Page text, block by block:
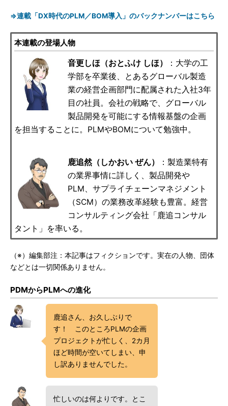
⇒連載「DX時代のPLM／BOM導入」のバックナンバーはこちら
本連載の登場人物
音更しほ（おとふけ しほ）
：大学の工
学部を卒業後、とあるグローバル製造
業の経営企画部門に配属された入社3年
目の社員。会社の戦略で、グローバル
製品開発を可能にする情報基盤の企画
を担当することに。PLMやBOMについて勉強中。
鹿追然（しかおい ぜん）
：製造業特有
の業界事情に詳しく、製品開発や
PLM、サプライチェーンマネジメント
（SCM）の業務改革経験も豊富。経営
コンサルティング会社「鹿追コンサル
タント」を率いる。
（※）編集部注：本記事はフィクションです。実在の人物、団体
などとは一切関係ありません。
PDMからPLMへの進化
鹿追さん、お久しぶりで
す！ このところPLMの企画
プロジェクトが忙しく、2カ月
ほど時間が空いてしまい、申
し訳ありませんでした。
忙しいのは何よりです。とこ